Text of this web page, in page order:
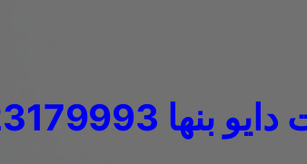
01223179993